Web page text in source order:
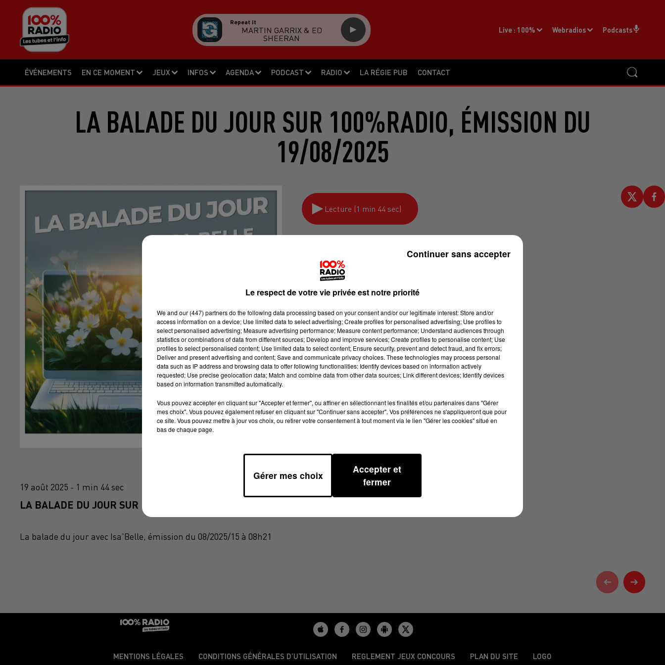
ÉVÉNEMENTS EN CE MOMENT JEUX INFOS AGENDA PODCAST RADIO LA RÉGIE PUB CONTACT
Live : 100% Webradios Podcasts
Repeat It
MARTIN GARRIX & ED
SHEERAN
LA BALADE DU JOUR SUR 100%RADIO, ÉMISSION DU
19/08/2025
Lecture (1 min 44 sec)
La balade du jour
19 août 2025 - 1 min 44 sec
LA BALADE DU JOUR SUR 100%RADIO, ÉMISSION DU 19/08/2025
La balade du jour avec Isa'Belle, émission du 08/2025/15 à 08h21
MENTIONS LÉGALES CONDITIONS GÉNÉRALES D’UTILISATION REGLEMENT JEUX CONCOURS PLAN DU SITE LOGO
Le respect de votre vie privée est notre priorité
We and our (447) partnersdo the following data processing based on your consent and/or our legitimate interest: Store and/or
access information on a device; Use limited data to select advertising; Create profiles for personalised advertising; Use profiles to
select personalised advertising; Measure advertising performance; Measure content performance; Understand audiences through
statistics or combinations of data from different sources; Develop and improve services; Create profiles to personalise content; Use
profiles to select personalised content; Use limited data to select content; Ensure security, prevent and detect fraud, and fix errors;
Deliver and present advertising and content; Save and communicate privacy choices. These technologies may process personal
data such as IP address and browsing data to offer following functionalities: Identify devices based on information actively
requested; Use precise geolocation data; Match and combine data from other data sources; Link different devices; Identify devices
based on information transmitted automatically.
Vous pouvez accepter en cliquant sur "Accepter et fermer", ou affiner en sélectionnant les finalités et/ou partenaires dans "Gérer
mes choix". Vous pouvez également refuser en cliquant sur "Continuer sans accepter". Vos préférences ne s'appliqueront que pour
ce site. Vous pouvez mettre à jour vos choix, ou retirer votre consentement à tout moment via le lien "Gérer les cookies" situé en
bas de chaque page.
Gérer mes choix
Accepter et
fermer
Continuer sans accepter